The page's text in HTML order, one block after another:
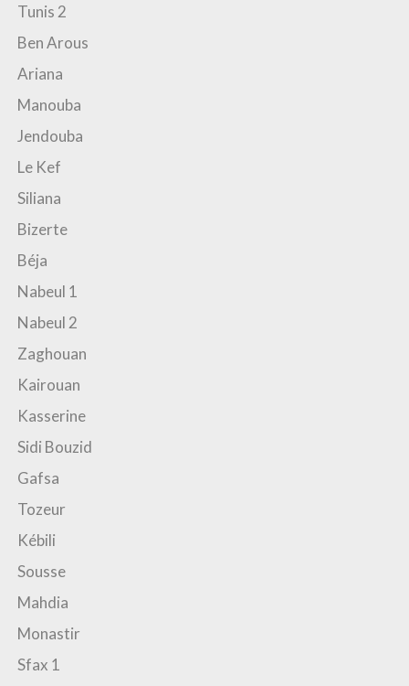
Tunis 2
Ben Arous
Ariana
Manouba
Jendouba
Le Kef
Siliana
Bizerte
Béja
Nabeul 1
Nabeul 2
Zaghouan
Kairouan
Kasserine
Sidi Bouzid
Gafsa
Tozeur
Kébili
Sousse
Mahdia
Monastir
Sfax 1